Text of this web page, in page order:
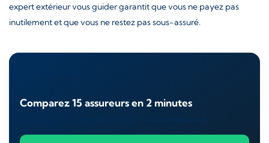
expert extérieur vous guider garantit que vous ne payez pas
inutilement et que vous ne restez pas sous-assuré.
Comparez 15 assureurs en 2 minutes
Un courtier vous rappelle sous 24h — sans engagement.